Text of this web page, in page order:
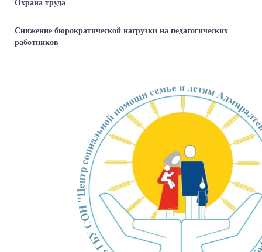
Охрана труда
Снижение бюрократической нагрузки на педагогических
работников